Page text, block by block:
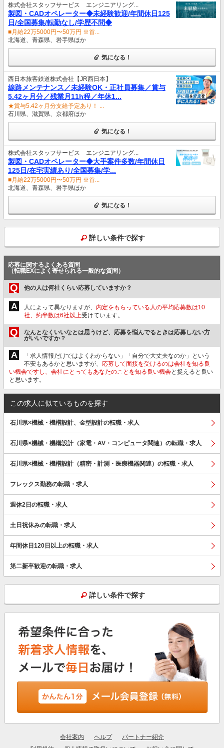
株式会社スタッフサービス エンジニアリング...
製図・CADオペレーター◆未経験歓迎/年間休日125
日/全国募集/転勤なし/学歴不問◆
■月給22万5000円〜50万円 ※首...
北海道、青森県、岩手県ほか
気になる！
西日本旅客鉄道株式会社【JR西日本】
線路メンテナンス／未経験OK・正社員募集／賞与
5.42ヶ月分／残業月11h程／年休1...
★賞与5.42ヶ月分支給予定あり！ ...
石川県、滋賀県、京都府ほか
気になる！
株式会社スタッフサービス エンジニアリング...
製図・CADオペレーター◆大手案件多数/年間休日
125日/在宅実績あり/全国募集/学...
■月給22万5000円〜50万円 ※首...
北海道、青森県、岩手県ほか
気になる！
詳しい条件で探す
応募に関するよくある質問
（転職EXによく寄せられる一般的な質問）
Q 他の人は何社くらい応募していますか？
A 人によって異なりますが、 内定をもらっている人の平均応募数は10
社、約半数は6社以上受けています。
Q
なんとなくいいなとは思うけど、応募を悩んでるときは応募しない方
がいいですか？
A
「求人情報だけではよくわからない」「自分で大丈夫なのか」という
不安もあるかと思いますが、 応募して面接を受けるのは会社を知る良
い機会ですし、会社にとってもあなたのことを知る良い機会と捉えると良い
と思います。
この求人に似ているものを探す
石川県×機械・機構設計、金型設計の転職・求人
石川県×機械・機構設計（家電・AV・コンピュータ関連）の転職・求人
石川県×機械・機構設計（精密・計測・医療機器関連）の転職・求人
フレックス勤務の転職・求人
週休2日の転職・求人
土日祝休みの転職・求人
年間休日120日以上の転職・求人
第二新卒歓迎の転職・求人
詳しい条件で探す
会社案内 ヘルプ
パートナー紹介